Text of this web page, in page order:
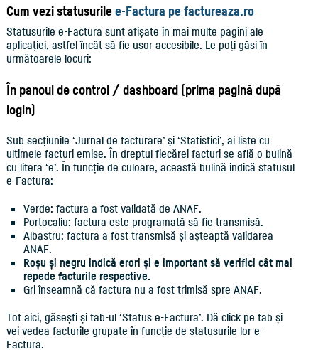
Cum vezi statusurilee-Factura pe factureaza.ro
Statusurile e-Factura sunt afișate în mai multe pagini ale
aplicației, astfel încât să fie ușor accesibile. Le poți găsi în
următoarele locuri:
În panoul de control / dashboard (prima pagină după
login)
Sub secțiunile ‘Jurnal de facturare’ și ‘Statistici’, ai liste cu
ultimele facturi emise. În dreptul fiecărei facturi se află o bulină
cu litera ‘e’. În funcție de culoare, această bulină indică statusul
e-Factura:
Verde: factura a fost validată de ANAF.
Portocaliu: factura este programată să fie transmisă.
Albastru: factura a fost transmisă și așteaptă validarea
ANAF.
Roșu și negru indică erori și e important să verifici cât mai
repede facturile respective.
Gri înseamnă că factura nu a fost trimisă spre ANAF.
Tot aici, găsești și tab-ul ‘Status e-Factura’. Dă click pe tab și
vei vedea facturile grupate în funcție de statusurile lor e-
Factura.